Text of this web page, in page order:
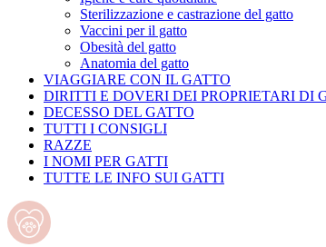
Sterilizzazione e castrazione del gatto
Vaccini per il gatto
Obesità del gatto
Anatomia del gatto
VIAGGIARE CON IL GATTO
DIRITTI E DOVERI DEI PROPRIETARI DI
DECESSO DEL GATTO
TUTTI I CONSIGLI
RAZZE
I NOMI PER GATTI
TUTTE LE INFO SUI GATTI